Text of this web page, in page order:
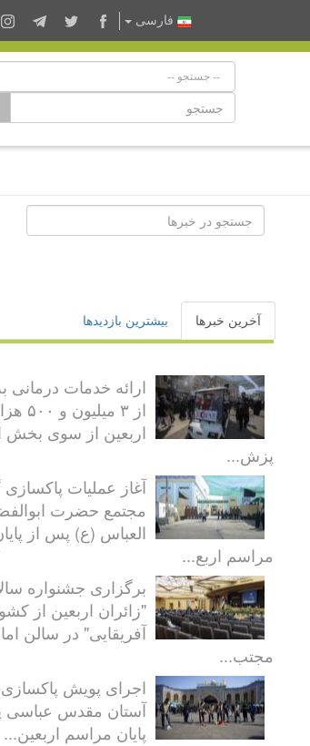
فارسى
آخرین خبرها بیشترین بازدیدها
ارائه خدمات درمانی
از ۳
اربعین از سوی بخش
پزش...
آغاز عملیات
مجتمع حضرت
العباس (ع) پس از
مراسم اربع...
برگزاری جشنواره
"زائران اربعین از
آفریقایی" در سالن
مجتب...
اجرای پویش
آستان مقدس عباسی
پایان مراسم اربعین...